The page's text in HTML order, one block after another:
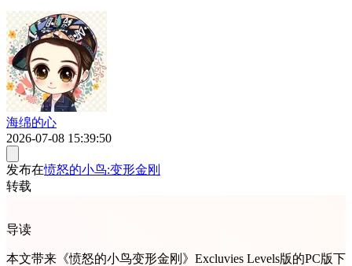
海绵的心
2026-07-08 15:39:50
发布在愤怒的小鸟:变形金刚
转载
导读
本文带来《愤怒的小鸟变形金刚》Excluvies Levels版的PC版下